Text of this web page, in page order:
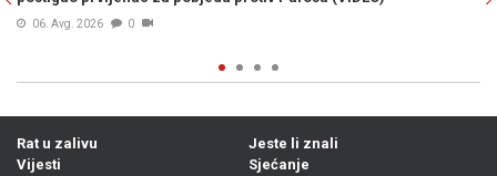
06. Avg. 2026
Rat u zalivu
Vijesti
Jeste li znali
Sjećanje